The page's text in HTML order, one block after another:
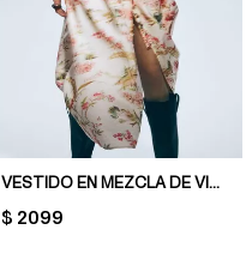
VESTIDO EN MEZCLA DE VISCOSA CON BOTONES
PRICE:
$ 2099